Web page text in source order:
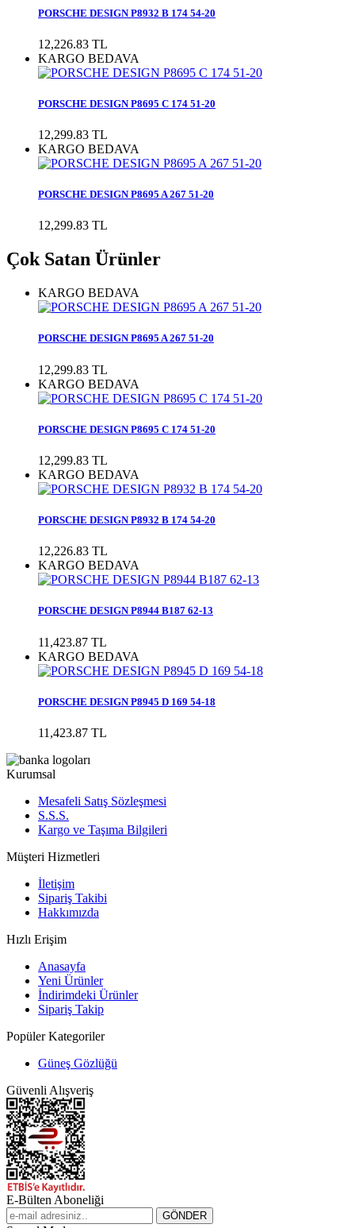
PORSCHE DESIGN P8932 B 174 54-20
12,226.83 TL
KARGO BEDAVA
PORSCHE DESIGN P8695 C 174 51-20
12,299.83 TL
KARGO BEDAVA
PORSCHE DESIGN P8695 A 267 51-20
12,299.83 TL
Çok Satan Ürünler
KARGO BEDAVA
PORSCHE DESIGN P8695 A 267 51-20
12,299.83 TL
KARGO BEDAVA
PORSCHE DESIGN P8695 C 174 51-20
12,299.83 TL
KARGO BEDAVA
PORSCHE DESIGN P8932 B 174 54-20
12,226.83 TL
KARGO BEDAVA
PORSCHE DESIGN P8944 B187 62-13
11,423.87 TL
KARGO BEDAVA
PORSCHE DESIGN P8945 D 169 54-18
11,423.87 TL
Kurumsal
Mesafeli Satış Sözleşmesi
S.S.S.
Kargo ve Taşıma Bilgileri
Müşteri Hizmetleri
İletişim
Sipariş Takibi
Hakkımızda
Hızlı Erişim
Anasayfa
Yeni Ürünler
İndirimdeki Ürünler
Sipariş Takip
Popüler Kategoriler
Güneş Gözlüğü
Güvenli Alışveriş
E-Bülten Aboneliği